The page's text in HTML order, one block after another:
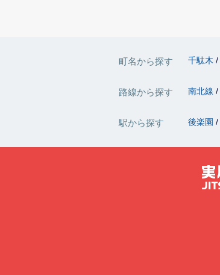
町名から探す 千駄木
路線から探す 南北線
駅から探す 後楽園